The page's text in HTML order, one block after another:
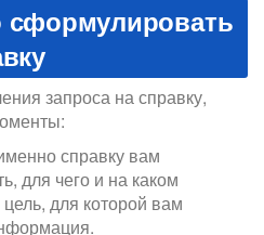
сформулировать
запроса на справку,
справку вам
для чего и на каком
для которой вам